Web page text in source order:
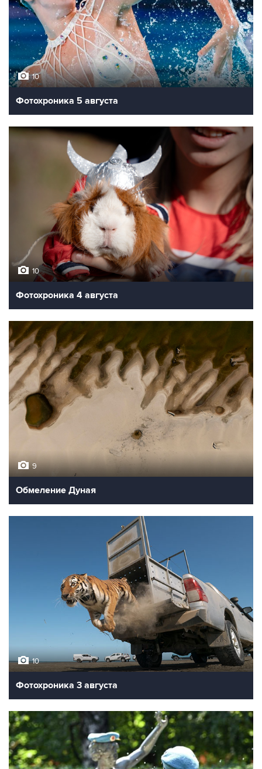
10
Фотохроника 5 августа
10
Фотохроника 4 августа
9
Обмеление Дуная
10
Фотохроника 3 августа